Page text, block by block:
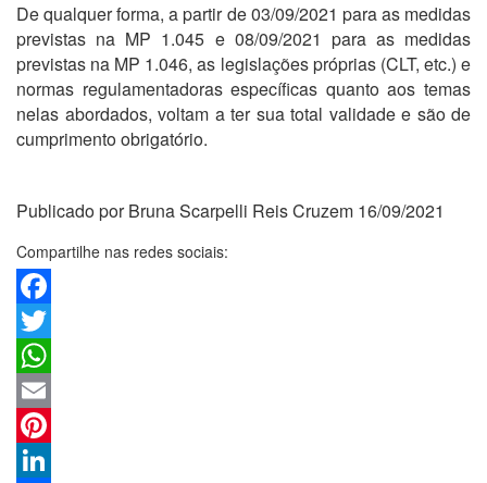
De qualquer forma, a partir de 03/09/2021 para as medidas
previstas na MP 1.045 e 08/09/2021 para as medidas
previstas na MP 1.046, as legislações próprias (CLT, etc.) e
normas regulamentadoras específicas quanto aos temas
nelas abordados, voltam a ter sua total validade e são de
cumprimento obrigatório.
Publicado por Bruna Scarpelli Reis Cruzem 16/09/2021
Compartilhe nas redes sociais:
Facebook
Twitter
WhatsApp
Email
Pinterest